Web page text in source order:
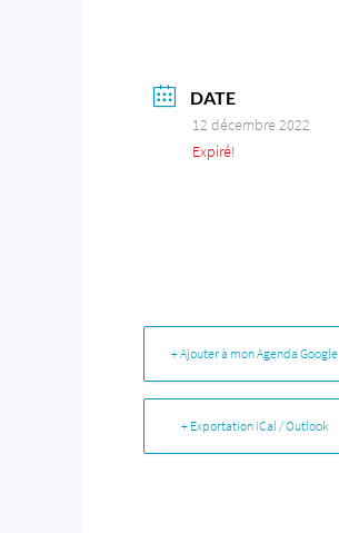
DATE
12 décembre 2022
Expiré!
+ Ajouter à mon Agenda Google
+ Exportation iCal / Outlook